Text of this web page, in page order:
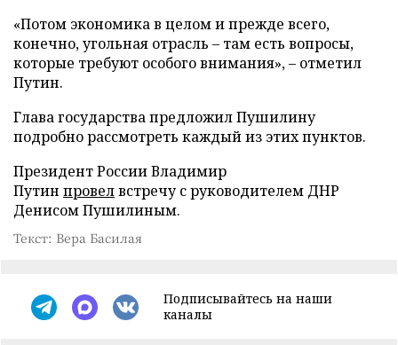
«Потом экономика в целом и прежде всего,
конечно, угольная отрасль – там есть вопросы,
которые требуют особого внимания», – отметил
Путин.
Глава государства предложил Пушилину
подробно рассмотреть каждый из этих пунктов.
Президент России Владимир
Путин провелвстречу с руководителем ДНР
Денисом Пушилиным.
Текст: Вера Басилая
Подписывайтесь на наши
каналы